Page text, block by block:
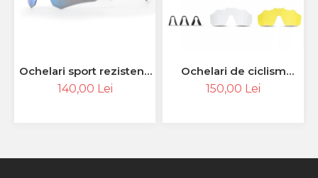
Ochelari sport rezistenți
la vânt ROCKBROS,
polarizați pentru ciclism,
140,00 Lei
Ochelari de ciclism
ROCKBROS, ochelari
sport, ramă
150,00 Lei